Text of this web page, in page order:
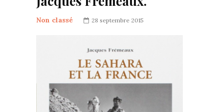
Non classé 28 septembre 2015